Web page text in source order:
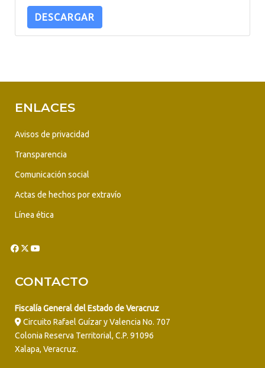
DESCARGAR
ENLACES
Avisos de privacidad
Transparencia
Comunicación social
Actas de hechos por extravío
Línea ética
CONTACTO
Fiscalía General del Estado de Veracruz
Circuito Rafael Guízar y Valencia No. 707
Colonia Reserva Territorial, C.P. 91096
Xalapa, Veracruz.